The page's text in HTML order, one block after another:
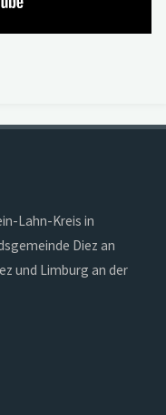
Lahn-Kreis in
Diez an
und Limburg an der